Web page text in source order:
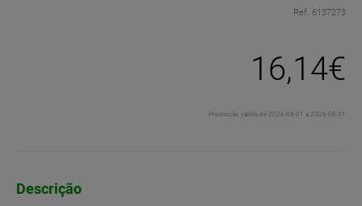
Ref. 6137273
16,14€
Promoção válida de 2026-08-01 a 2026-08-31
Descrição